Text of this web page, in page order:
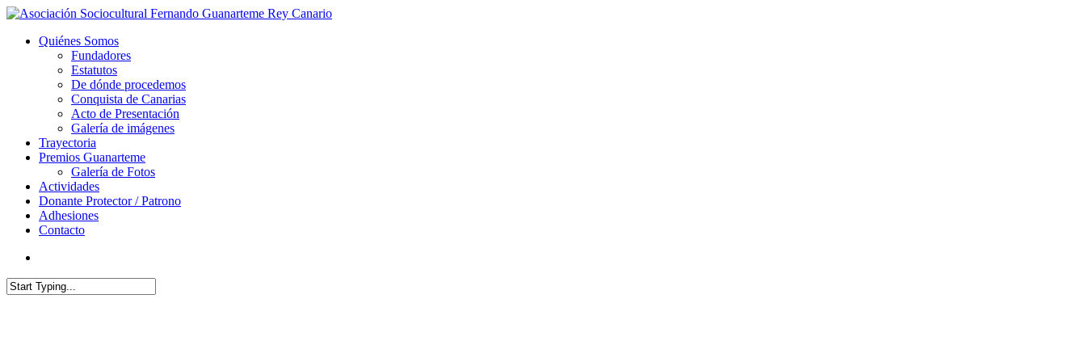
Quiénes Somos
Fundadores
Estatutos
De dónde procedemos
Conquista de Canarias
Acto de Presentación
Galería de imágenes
Trayectoria
Premios Guanarteme
Galería de Fotos
Actividades
Donante Protector / Patrono
Adhesiones
Contacto